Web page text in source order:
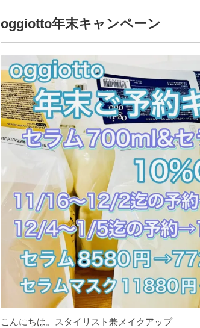
oggiotto年末キャンペーン
こんにちは。スタイリスト兼メイクアップ